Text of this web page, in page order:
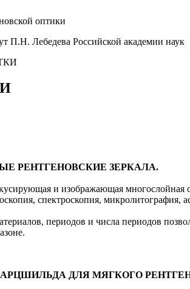
оптики
П.Н. Лебедева Российской академии наук
РЕНТГЕНОВСКИЕ ЗЕРКАЛА.
и изображающая многослойная
спектроскопия, микролитография,
периодов и числа периодов
ДЛЯ МЯГКОГО